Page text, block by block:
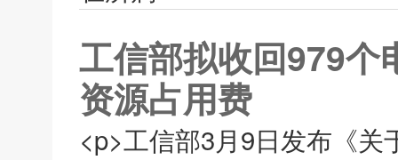
工信部拟收回979个
资源占用费
<p>工信部3月9日发布《